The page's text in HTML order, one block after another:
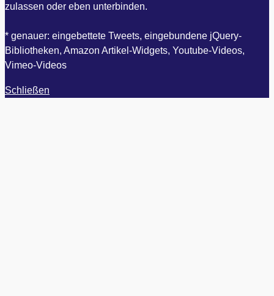
zulassen oder eben unterbinden.
* genauer: eingebettete Tweets, eingebundene jQuery-
Bibliotheken, Amazon Artikel-Widgets, Youtube-Videos,
Vimeo-Videos
Schließen